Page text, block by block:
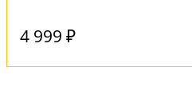
4 999 ₽